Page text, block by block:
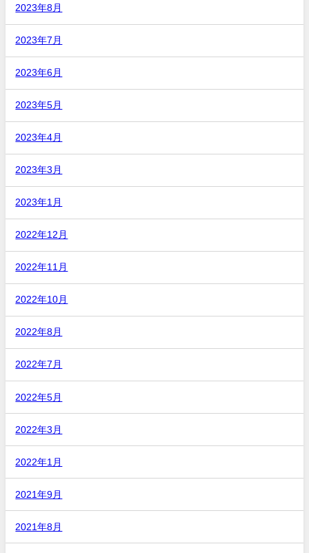
2023年8月
2023年7月
2023年6月
2023年5月
2023年4月
2023年3月
2023年1月
2022年12月
2022年11月
2022年10月
2022年8月
2022年7月
2022年5月
2022年3月
2022年1月
2021年9月
2021年8月